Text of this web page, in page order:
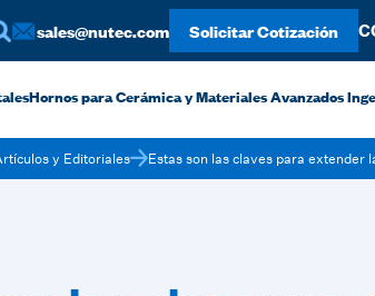
sales@nutec.com Solicitar Cotización
Hornos para Cerámica y Materiales Avanzados
y Editoriales Estas son las claves para